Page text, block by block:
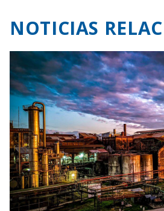
NOTICIAS